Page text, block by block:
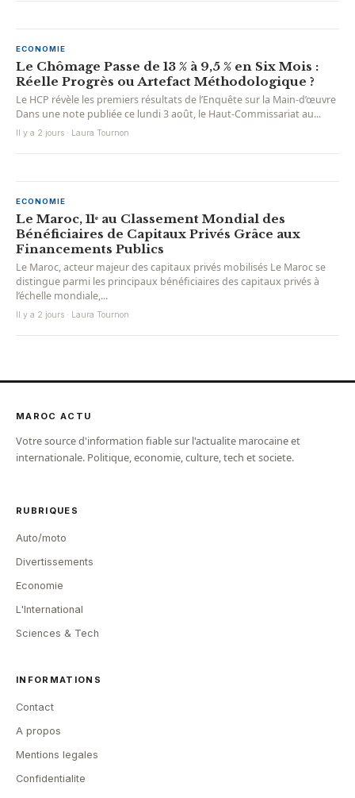
ECONOMIE
Le Chômage Passe de 13 % à 9,5 % en Six Mois :
Réelle Progrès ou Artefact Méthodologique ?
Le HCP révèle les premiers résultats de l’Enquête sur la Main-d’œuvre
Dans une note publiée ce lundi 3 août, le Haut-Commissariat au...
Il y a 2 jours · Laura Tournon
ECONOMIE
Le Maroc, 11ᵉ au Classement Mondial des
Bénéficiaires de Capitaux Privés Grâce aux
Financements Publics
Le Maroc, acteur majeur des capitaux privés mobilisés Le Maroc se
distingue parmi les principaux bénéficiaires des capitaux privés à
l’échelle mondiale,...
Il y a 2 jours · Laura Tournon
MAROC ACTU
Votre source d'information fiable sur l'actualite marocaine et
internationale. Politique, economie, culture, tech et societe.
RUBRIQUES
Auto/moto
Divertissements
Economie
L'International
Sciences & Tech
INFORMATIONS
Contact
A propos
Mentions legales
Confidentialite